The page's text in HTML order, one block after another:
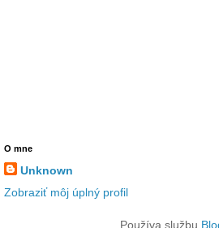
O mne
Unknown
Zobraziť môj úplný profil
Používa službu